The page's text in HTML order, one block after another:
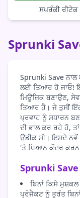
ਸਪਰੰਕੀ ਰੀਟੇਕ
Sprunki
Sprunki Save
ਲਈ ਤਿਆਰ ਹੋ ਜਾਓ!
ਮਿਊਜ਼ਿਕ ਬਣਾਉਣ,
ਤਿਆਰ ਹੈ। ਜੇ ਤੁਸੀਂ
ਪ੍ਰਵਾਹ ਨੂੰ ਸਧਾਰਨ
ਦੀ ਭਾਲ ਕਰ ਰਹੇ ਹੋ,
ਉਡੀਕ ਸੀ। ਇਸਦੇ ਨਵੇਂ
'ਤੇ ਧਿਆਨ ਕੇਂਦਰ ਕਰਨ
Sprunki
ਬਿਨਾਂ ਕਿਸੇ
ਪ੍ਰੋਜੈਕਟ ਨੂੰ ਤੁਰੰਤ